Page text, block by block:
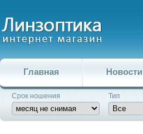
Главная Новости
Срок ношения Тип